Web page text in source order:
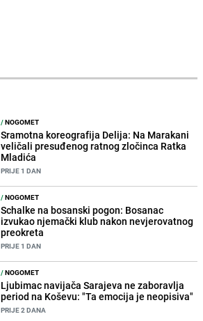
/NOGOMET
Sramotna koreografija Delija: Na Marakani
veličali presuđenog ratnog zločinca Ratka
Mladića
PRIJE 1 DAN
/NOGOMET
Schalke na bosanski pogon: Bosanac
izvukao njemački klub nakon nevjerovatnog
preokreta
PRIJE 1 DAN
/NOGOMET
Ljubimac navijača Sarajeva ne zaboravlja
period na Koševu: "Ta emocija je neopisiva"
PRIJE 2 DANA